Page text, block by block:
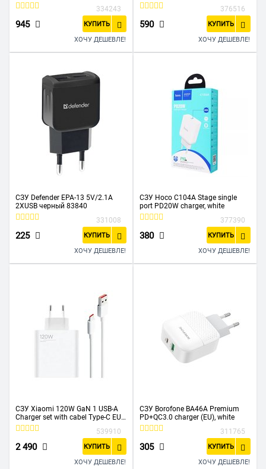
334243
945 КУПИТЬ
ХОЧУ ДЕШЕВЛЕ!
376516
590 КУПИТЬ
ХОЧУ ДЕШЕВЛЕ!
СЗУ Defender EPA-13 5V/2.1A
2XUSB черный 83840
331008
225 КУПИТЬ
ХОЧУ ДЕШЕВЛЕ!
СЗУ Hoco C104A Stage single
port PD20W charger, white
377390
380 КУПИТЬ
ХОЧУ ДЕШЕВЛЕ!
СЗУ Xiaomi 120W GaN 1 USB-A
Charger set with cabel Type-C EU
(MDY-13-EE)
539910
2 490 КУПИТЬ
ХОЧУ ДЕШЕВЛЕ!
СЗУ Borofone BA46A Premium
PD+QC3.0 charger (EU), white
311765
305 КУПИТЬ
ХОЧУ ДЕШЕВЛЕ!